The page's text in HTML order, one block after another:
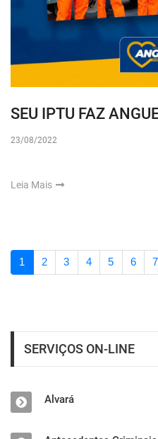
SEU IPTU FAZ
23/08/2022
Leia Mais
1 2 3 4 5 6 7
SERVIÇOS ON-LINE
Alvará